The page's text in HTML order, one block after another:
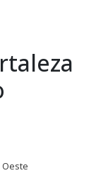
Oeste